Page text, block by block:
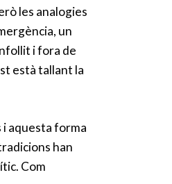
les analogies
un
i fora de
està tallant la
aquesta forma
han
Com